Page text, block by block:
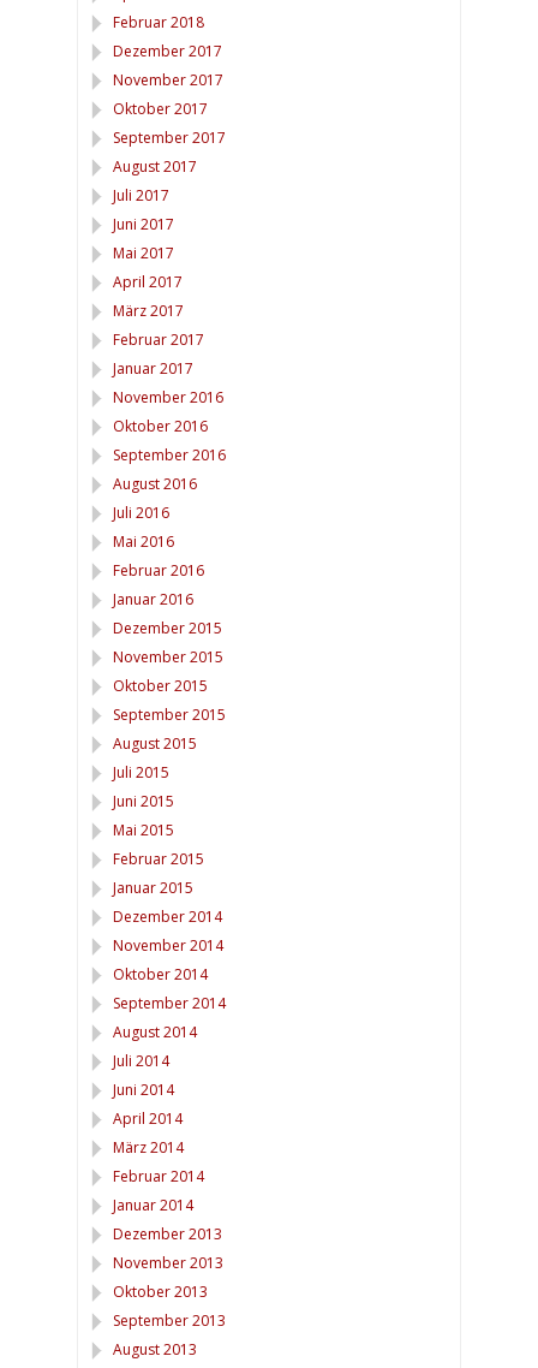
Februar 2018
Dezember 2017
November 2017
Oktober 2017
September 2017
August 2017
Juli 2017
Juni 2017
Mai 2017
April 2017
März 2017
Februar 2017
Januar 2017
November 2016
Oktober 2016
September 2016
August 2016
Juli 2016
Mai 2016
Februar 2016
Januar 2016
Dezember 2015
November 2015
Oktober 2015
September 2015
August 2015
Juli 2015
Juni 2015
Mai 2015
Februar 2015
Januar 2015
Dezember 2014
November 2014
Oktober 2014
September 2014
August 2014
Juli 2014
Juni 2014
April 2014
März 2014
Februar 2014
Januar 2014
Dezember 2013
November 2013
Oktober 2013
September 2013
August 2013